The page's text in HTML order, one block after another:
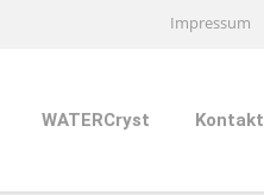
Impressum
WATERCryst Kontakt